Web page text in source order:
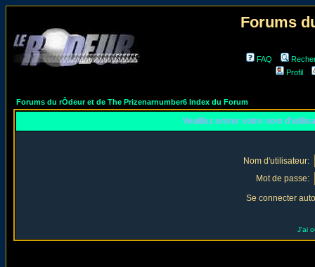
Forums
FAQ
Profil
Forums du rÔdeur et de The Prizenarnumber6 Index du Forum
Veuillez entrer votre nom
Nom d'utilisateur:
Mot de passe:
Se connecter
J'ai